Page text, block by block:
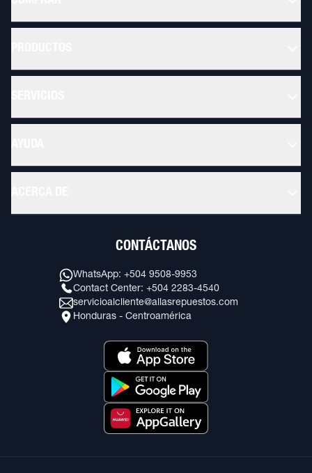
CONTÁCTANOS
WhatsApp: +504 9508-9953
Contact Center: +504 2283-4540
servicioalcliente@allasrepuestos.com
Honduras - Centroamérica